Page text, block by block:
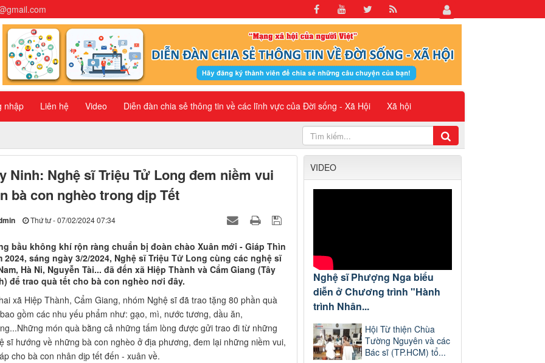
nhập Liên hệ Video Diễn đàn chia sẻ thông tin về các lĩnh vực của Đời sống - Xã Hội Xã hội
Ninh: Nghệ sĩ Triệu Tử Long đem niềm vui
bà con nghèo trong dịp Tết
Thứ tư - 07/02/2024 07:34
bầu không khí rộn ràng chuẩn bị đoàn chào Xuân mới - Giáp Thìn
2024, sáng ngày 3/2/2024, Nghệ sĩ Triệu Tử Long cùng các nghệ sĩ
Hà Ni, Nguyễn Tài... đã đến xã Hiệp Thành và Cẩm Giang (Tây
để trao quà tết cho bà con nghèo nơi đây.
xã Hiệp Thành, Cẩm Giang, nhóm Nghệ sĩ đã trao tặng 80 phần quà
gồm các nhu yếu phẩm như: gạo, mì, nước tương, dầu ăn,
món quà bằng cả những tấm lòng được gửi trao đi từ những
sĩ hướng về những bà con nghèo ở địa phương, đem lại những niềm vui,
cho bà con nhân dịp tết đến - xuân về.
VIDEO
Nghệ sĩ Phượng Nga biểu
diễn ở Chương trình "Hành
trình Nhân...
Hội Từ thiện Chùa
Tường Nguyên và các
Bác sĩ (TP.HCM) tổ...